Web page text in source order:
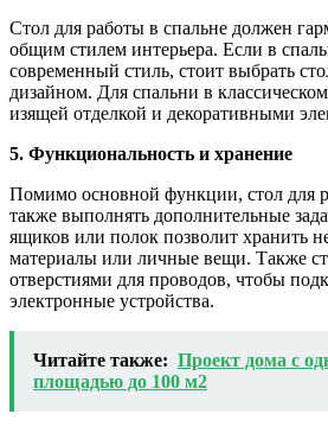
Стол для работы в спальне должен
общим стилем интерьера. Если в
современный стиль, стоит выбрать
дизайном. Для спальни в
изящей отделкой и декоративными
5. Функциональность и хранение
Помимо основной функции, стол для
также выполнять дополнительные
ящиков или полок позволит хранить
материалы или личные вещи. Также
отверстиями для проводов, чтобы
электронные устройства.
Читайте также: Проект дома с
площадью до 100 м2